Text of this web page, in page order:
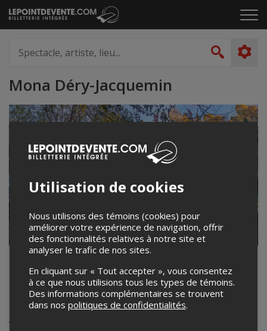
Passer
au
le
artiste,
lieu...
Mona Déry-Jacquemin
monadery@outlook.com
Événements à venir
Votre recherche n'a retourné aucun résultat.
Utilisation de cookies
Nous utilisons des témoins (cookies) pour
améliorer votre expérience de navigation, offrir
des fonctionnalités relatives à notre site et
analyser le trafic de nos sites.
En cliquant sur « Tout accepter », vous consentez
à ce que nous utilisions tous les types de témoins.
Des informations complémentaires se trouvent
dans nos politiques de confidentialités.